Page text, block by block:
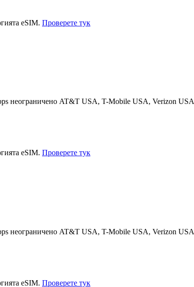
eSIM. Проверете тук
неограничено AT&T USA, T-Mobile USA, Verizon USA
eSIM. Проверете тук
неограничено AT&T USA, T-Mobile USA, Verizon USA
eSIM. Проверете тук